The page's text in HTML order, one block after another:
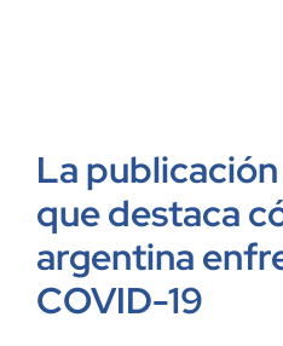
La
que destaca
argentina
COVID-19